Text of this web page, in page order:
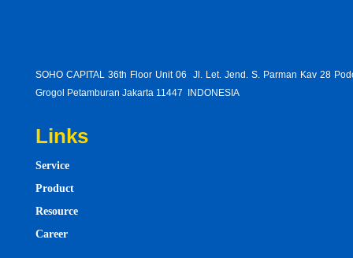
SOHO CAPITAL 36th Floor Unit 06 Jl. Let. Jend. S. Parman Kav 28
Grogol Petamburan Jakarta 11447 INDONESIA
Links
Service
Product
Resource
Career